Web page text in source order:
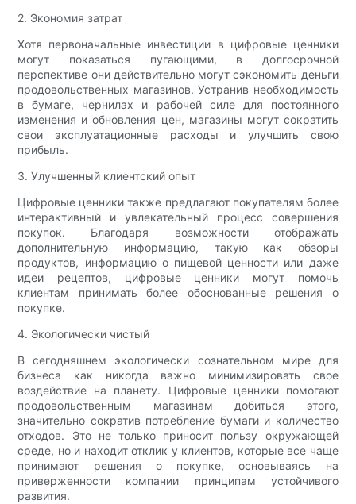
2. Экономия затрат
Хотя первоначальные инвестиции в цифровые ценники
могут показаться пугающими, в долгосрочной
перспективе они действительно могут сэкономить деньги
продовольственных магазинов. Устранив необходимость
в бумаге, чернилах и рабочей силе для постоянного
изменения и обновления цен, магазины могут сократить
свои эксплуатационные расходы и улучшить свою
прибыль.
3. Улучшенный клиентский опыт
Цифровые ценники также предлагают покупателям более
интерактивный и увлекательный процесс совершения
покупок. Благодаря возможности отображать
дополнительную информацию, такую ​​как обзоры
продуктов, информацию о пищевой ценности или даже
идеи рецептов, цифровые ценники могут помочь
клиентам принимать более обоснованные решения о
покупке.
4. Экологически чистый
В сегодняшнем экологически сознательном мире для
бизнеса как никогда важно минимизировать свое
воздействие на планету. Цифровые ценники помогают
продовольственным магазинам добиться этого,
значительно сократив потребление бумаги и количество
отходов. Это не только приносит пользу окружающей
среде, но и находит отклик у клиентов, которые все чаще
принимают решения о покупке, основываясь на
приверженности компании принципам устойчивого
развития.